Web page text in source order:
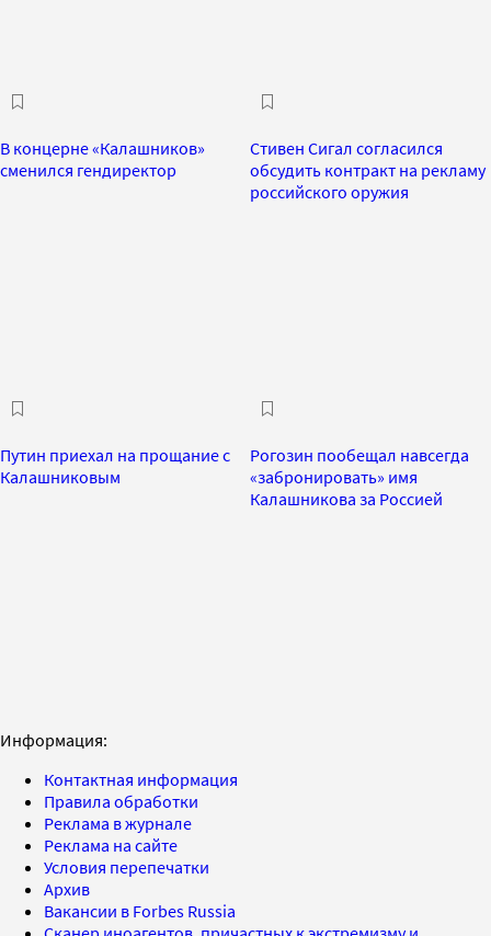
В концерне «Калашников»
сменился гендиректор
Стивен Сигал согласился
обсудить контракт на рекламу
российского оружия
Путин приехал на прощание с
Калашниковым
Рогозин пообещал навсегда
«забронировать» имя
Калашникова за Россией
Информация:
Контактная информация
Правила обработки
Реклама в журнале
Реклама на сайте
Условия перепечатки
Архив
Вакансии в Forbes Russia